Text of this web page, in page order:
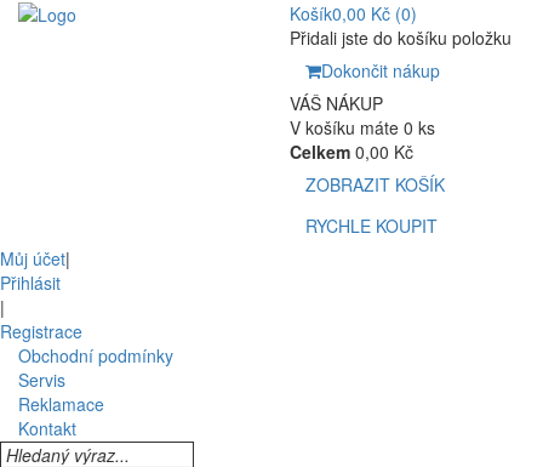
Košík0,00 Kč (0)
Přidali jste do košíku položku
Dokončit nákup
VÁŠ NÁKUP
V košíku máte 0 ks
Celkem 0,00 Kč
ZOBRAZIT KOŠÍK
RYCHLE KOUPIT
Můj účet|
Přihlásit
|
Registrace
Obchodní podmínky
Servis
Reklamace
Kontakt